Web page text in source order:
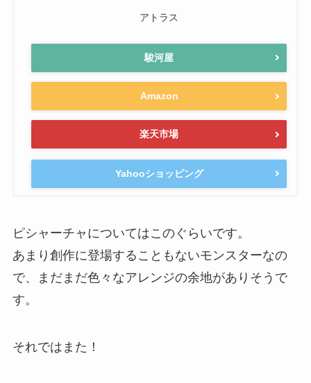
アトラス
駿河屋
Amazon
楽天市場
Yahooショッピング
ピシャーチャについてはこのぐらいです。
あまり創作に登場することもないモンスターなの
で、まだまだ色々なアレンジの余地がありそうで
す。
それではまた！